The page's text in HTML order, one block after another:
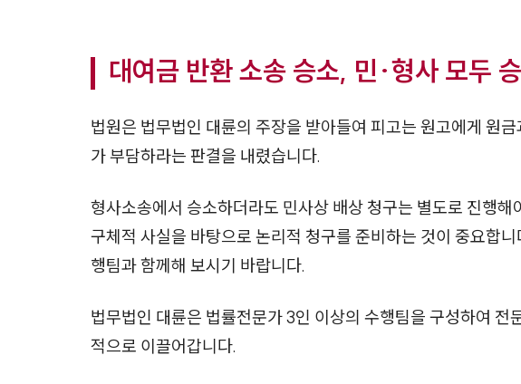
대여금 반환 소송 승소, 민·형사 모두
법원은 법무법인 대륜의 주장을 받아들여 피고는 원고에게 원
가 부담하라는 판결을 내렸습니다.
형사소송에서 승소하더라도 민사상 배상 청구는 별도로 진행
구체적 사실을 바탕으로 논리적 청구를 준비하는 것이 중요합
행팀과 함께해 보시기 바랍니다.
법무법인 대륜은 법률전문가 3인 이상의 수행팀을 구성하여
적으로 이끌어갑니다.